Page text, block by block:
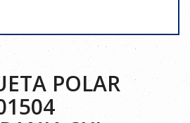
POLAR